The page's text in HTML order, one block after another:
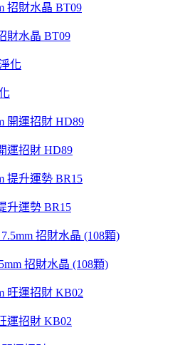
財水晶 BT09
運招財 HD89
升運勢 BR15
招財水晶 (108顆)
運招財 KB02